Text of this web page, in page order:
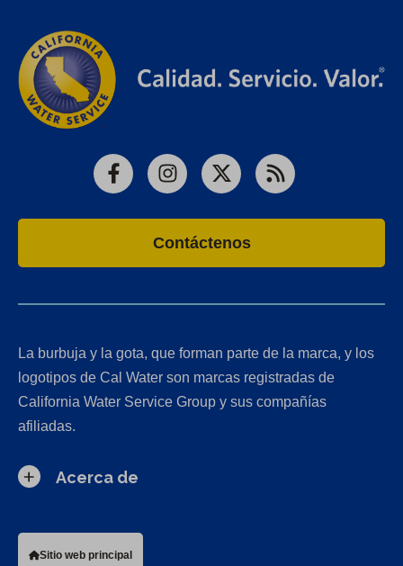
FacebookInstagram
X RSS
Contáctenos
La burbuja y la gota, que forman parte de la marca, y los
logotipos de Cal Water son marcas registradas de
California Water Service Group y sus compañías
afiliadas.
Acerca de
Sitio web principal